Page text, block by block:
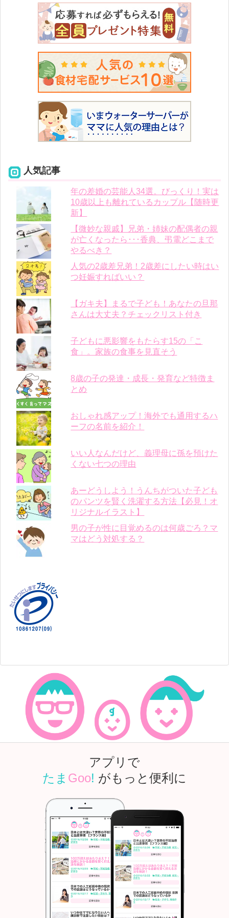
人気記事
年の差婚の芸能人34選。びっくり！実は
10歳以上も離れているカップル【随時更
新】
【微妙な親戚】兄弟・姉妹の配偶者の親
が亡くなったら･･･香典、弔電どこまで
やるべき？
人気の2歳差兄弟！2歳差にしたい時はい
つ妊娠すればいい？
【ガキ夫】まるで子ども！あなたの旦那
さんは大丈夫？チェックリスト付き
子どもに悪影響をもたらす15の「こ
食」。家族の食事を見直そう
8歳の子の発達・成長・発育など特徴ま
とめ
おしゃれ感アップ！海外でも通用するハ
ーフの名前を紹介！
いい人なんだけど、義理母に孫を預けた
くない七つの理由
あーどうしよう！うんちがついた子ども
のパンツを賢く洗濯する方法【必見！オ
リジナルイラスト】
男の子が性に目覚めるのは何歳ごろ？マ
マはどう対処する？
アプリで
たま Goo! がもっと便利に